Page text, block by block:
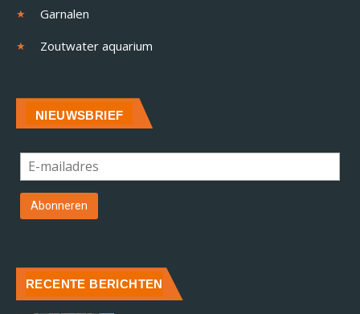
Garnalen
Zoutwater aquarium
NIEUWSBRIEF
RECENTE BERICHTEN